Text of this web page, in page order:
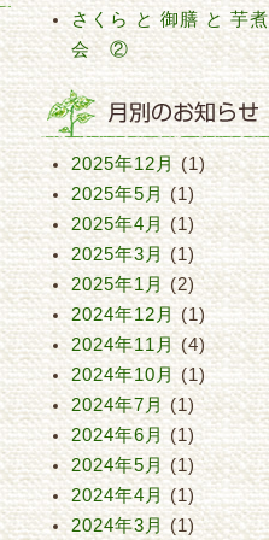
さくら と 御膳 と 芋煮
会 ②
2025年12月(1)
2025年5月 (1)
2025年4月 (1)
2025年3月 (1)
2025年1月 (2)
2024年12月(1)
2024年11月(4)
2024年10月(1)
2024年7月 (1)
2024年6月 (1)
2024年5月 (1)
2024年4月 (1)
2024年3月 (1)